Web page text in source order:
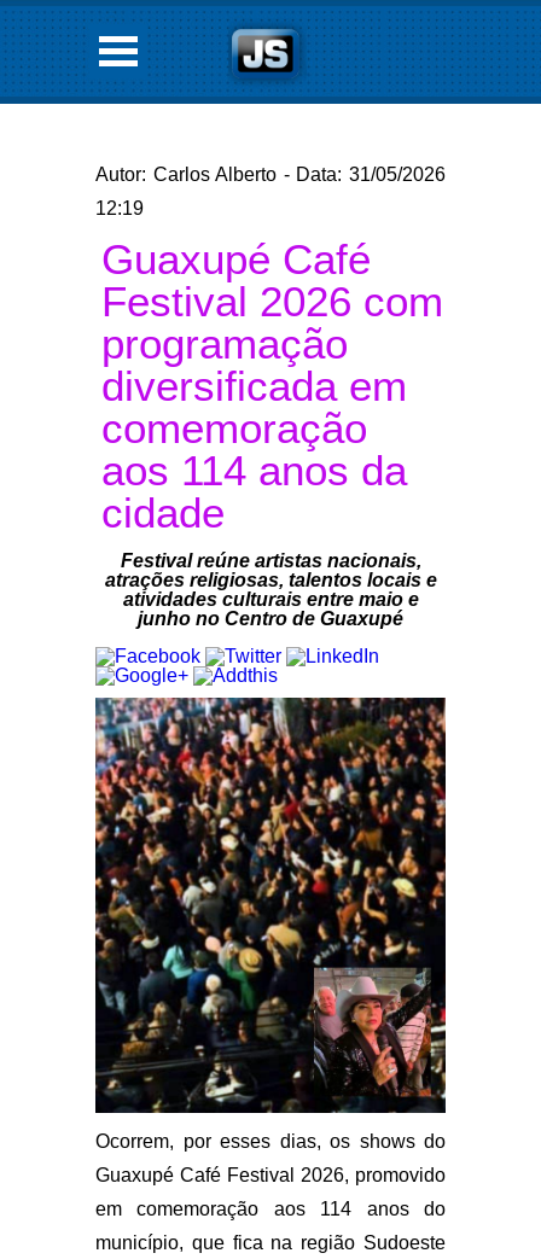
Autor: Carlos Alberto - Data: 31/05/2026
12:19
Guaxupé Café
Festival 2026 com
programação
diversificada em
comemoração
aos 114 anos da
cidade
Festival reúne artistas nacionais,
atrações religiosas, talentos locais e
atividades culturais entre maio e
junho no Centro de Guaxupé
Ocorrem, por esses dias, os shows do
Guaxupé Café Festival 2026, promovido
em comemoração aos 114 anos do
município, que fica na região Sudoeste